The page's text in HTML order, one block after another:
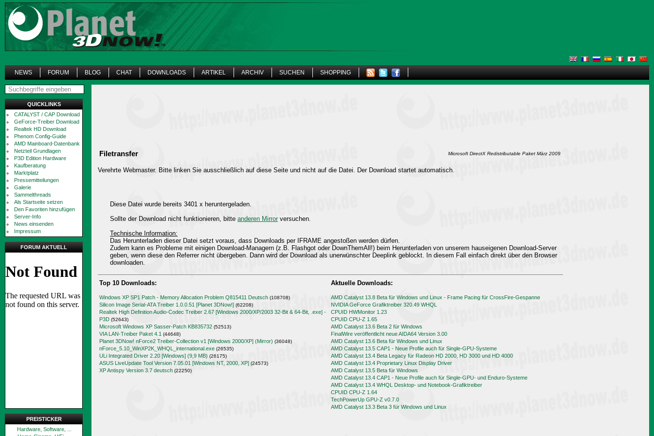
NEWS FORUM BLOG CHAT DOWNLOADS ARTIKEL ARCHIV SUCHEN SHOPPING
QUICKLINKS
CATALYST / CAP Download
GeForce-Treiber Download
Realtek HD Download
Phenom Config-Guide
AMD Mainboard-Datenbank
Netzteil Grundlagen
P3D Edition Hardware
Kaufberatung
Marktplatz
Pressemitteilungen
Galerie
Sammelthreads
Als Startseite setzen
Den Favoriten hinzufügen
Server-Info
News einsenden
Impressum
FORUM AKTUELL
PREISTICKER
Hardware, Software, ...
Filetransfer Microsoft DirectX Redistributable Paket März 2009
Verehrte Webmaster. Bitte linken Sie ausschließlich auf diese Seite und nicht auf die Datei. Der Download startet automatisch.
Diese Datei wurde bereits 3401 x heruntergeladen.
Sollte der Download nicht funktionieren, bitte anderen Mirrorversuchen.
Technische Information:
Das Herunterladen dieser Datei setzt voraus, dass Downloads per IFRAME angestoßen werden dürfen.
Zudem kann es Probleme mit einigen Download-Managern (z.B. Flashgot oder DownThemAll!) beim Herunterladen von unserem hauseigenen Download-Server
geben, wenn diese den Referrer nicht übergeben. Dann wird der Download als unerwünschter Deeplink geblockt. In diesem Fall einfach direkt über den Browser
downloaden.
Top 10 Downloads:
Windows XP SP1 Patch - Memory Allocation Problem Q815411 Deutsch (108708)
Silicon Image Serial-ATA Treiber 1.0.0.51 [Planet 3DNow!] (62208)
Realtek High Definition Audio-Codec Treiber 2.67 [Windows 2000/XP/2003 32-Bit & 64-Bit, .exe] -
P3D (52643)
Microsoft Windows XP Sasser-Patch KB835732 (52513)
VIA LAN-Treiber Paket 4.1 (44648)
Planet 3DNow! nForce2 Treiber-Collection v1 [Windows 2000/XP] (Mirror) (36048)
nForce_5.10_WinXP2K_WHQL_international.exe (26535)
ULi Integrated Driver 2.20 [Windows] (9,9 MB) (26175)
ASUS LiveUpdate Tool Version 7.05.01 [Windows NT, 2000, XP] (24573)
XP Antispy Version 3.7 deutsch (22250)
Aktuelle Downloads:
AMD Catalyst 13.8 Beta für Windows und Linux - Frame Pacing für CrossFire-Gespanne
NVIDIA GeForce Grafiktreiber 320.49 WHQL
CPUID HWMonitor 1.23
CPUID CPU-Z 1.65
AMD Catalyst 13.6 Beta 2 für Windows
FinalWire veröffentlicht neue AIDA64 Version 3.00
AMD Catalyst 13.6 Beta für Windows und Linux
AMD Catalyst 13.5 CAP1 - Neue Profile auch für Single-GPU-Systeme
AMD Catalyst 13.4 Beta Legacy für Radeon HD 2000, HD 3000 und HD 4000
AMD Catalyst 13.4 Proprietary Linux Display Driver
AMD Catalyst 13.5 Beta für Windows
AMD Catalyst 13.4 CAP1 - Neue Profile auch für Single-GPU- und Enduro-Systeme
AMD Catalyst 13.4 WHQL Desktop- und Notebook-Grafiktreiber
CPUID CPU-Z 1.64
TechPowerUp GPU-Z v0.7.0
AMD Catalyst 13.3 Beta 3 für Windows und Linux